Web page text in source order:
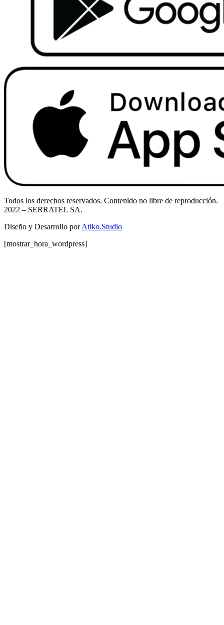
Todos los derechos reservados. Contenido no libre de reproducción.
2022 – SERRATEL SA.
Diseño y Desarrollo porAtiko.Studio
[mostrar_hora_wordpress]